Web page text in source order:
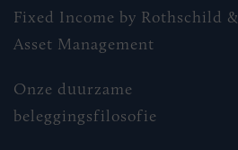
Fixed Income by Rothschild
Asset Management
Onze duurzame
beleggingsfilosofie